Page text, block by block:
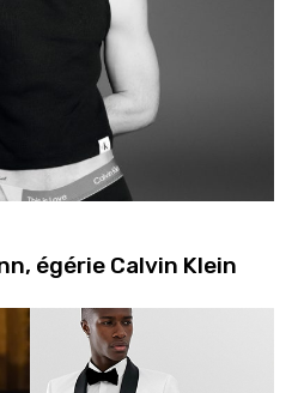
égérie Calvin Klein